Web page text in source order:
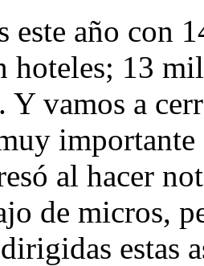
este año con
hoteles; 13
Y vamos a
al hacer
de micros,
estas